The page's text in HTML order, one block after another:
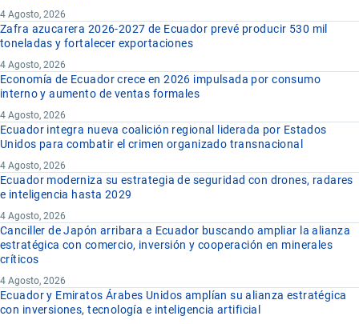
4 Agosto, 2026
Zafra azucarera 2026-2027 de Ecuador prevé producir 530 mil
toneladas y fortalecer exportaciones
4 Agosto, 2026
Economía de Ecuador crece en 2026 impulsada por consumo
interno y aumento de ventas formales
4 Agosto, 2026
Ecuador integra nueva coalición regional liderada por Estados
Unidos para combatir el crimen organizado transnacional
4 Agosto, 2026
Ecuador moderniza su estrategia de seguridad con drones, radares
e inteligencia hasta 2029
4 Agosto, 2026
Canciller de Japón arribara a Ecuador buscando ampliar la alianza
estratégica con comercio, inversión y cooperación en minerales
críticos
4 Agosto, 2026
Ecuador y Emiratos Árabes Unidos amplían su alianza estratégica
con inversiones, tecnología e inteligencia artificial